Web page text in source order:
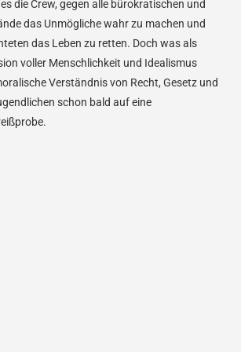
die Crew, gegen alle bürokratischen und
das Unmögliche wahr zu machen und
das Leben zu retten. Doch was als
voller Menschlichkeit und Idealismus
Verständnis von Recht, Gesetz und
schon bald auf eine